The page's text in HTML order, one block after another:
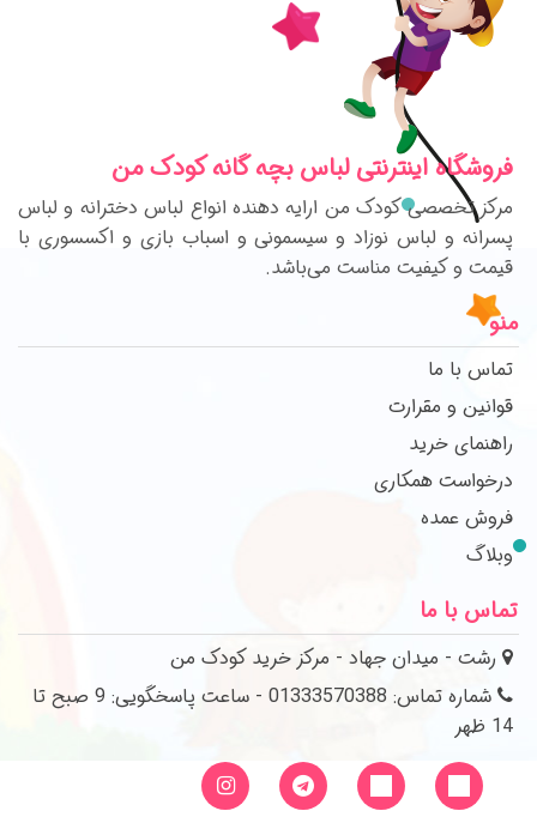
فروشگاه اینترنتی لباس بچه گانه کودک من
مرکز تخصصی کودک من ارایه دهنده انواع لباس دخترانه و لباس
پسرانه و لباس نوزاد و سیسمونی و اسباب بازی و اکسسوری با
قیمت و کیفیت مناست می‌باشد.
منو
تماس با ما
قوانین و مقرارت
راهنمای خرید
درخواست همکاری
فروش عمده
وبلاگ
تماس با ما
رشت - میدان جهاد - مرکز خرید کودک من
شماره تماس: 01333570388 - ساعت پاسخگویی: 9 صبح تا
14 ظهر